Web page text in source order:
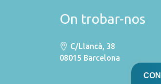
On trobar-nos
C/Llancà, 38
08015 Barcelona